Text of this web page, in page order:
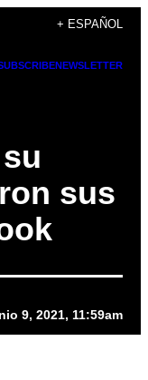
+ ESPAÑOL
NEWSLETTER
sus
9, 2021, 11:59am